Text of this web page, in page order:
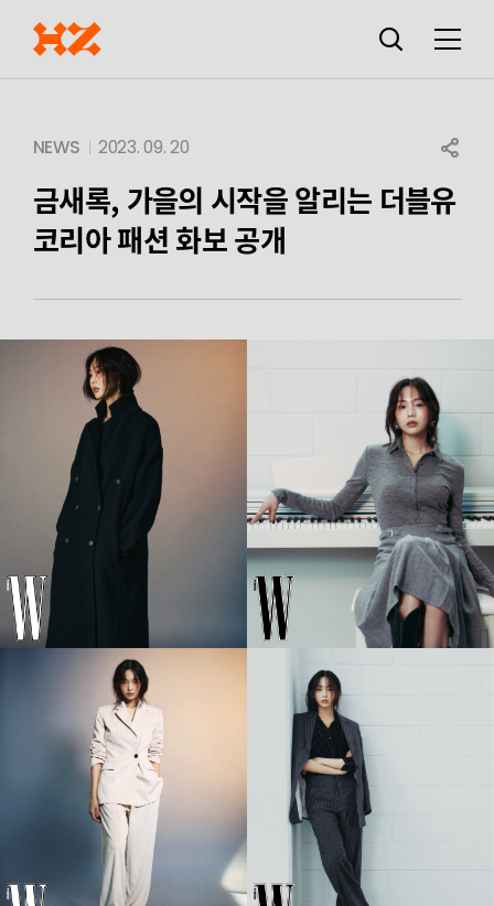
검색창
열기
메뉴
NEWS 2023. 09. 20 SHARE
금새록, 가을의 시작을 알리는 더블유
코리아 패션 화보 공개